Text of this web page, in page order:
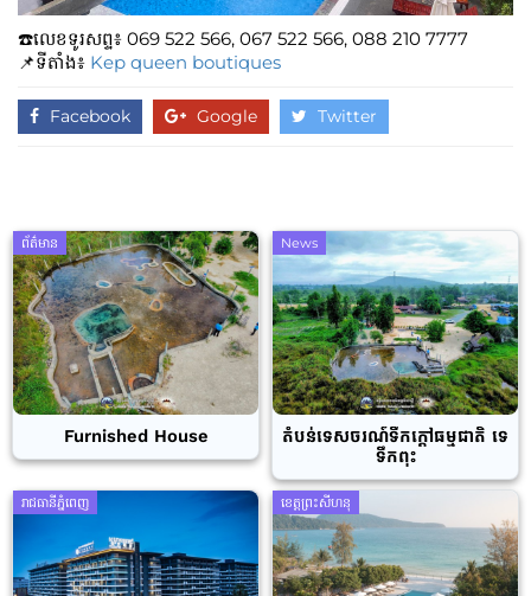
☎️លេខទូរសព្ទ៖​​ 069 522 566, 067 522 566, 088 210 7777
📌ទីតាំង៖ Kep queen boutiques
Facebook Google Twitter
ព័ត៌មាន
Furnished House
News
តំបន់ទេសចរណ៍ទឹកក្តៅធម្មជាតិ ទេ
ទឹកពុះ
រាជធានីភ្នំពេញ ខេត្តព្រះសីហនុ